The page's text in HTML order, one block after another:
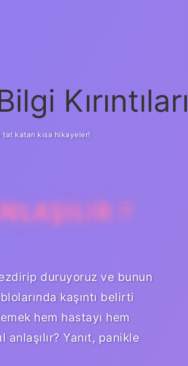
Kırıntıları
tat katan kısa hikayeler!
?
duruyoruz ve bunun
kaşıntı belirti
hem hastayı hem
anlaşılır? Yanıt, panikle